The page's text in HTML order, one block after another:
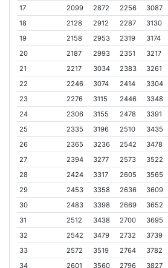
17 2099 2872 2256 3087
18
2128 2912 2287 3130
19
2158 2953 2319 3174
20
2187 2993 2351 3217
21
2217 3034 2383 3261
22
2246 3074 2414 3304
23
2276 3115 2446 3348
24
2306 3155 2478 3391
25
2335 3196 2510 3435
26
2365 3236 2542 3478
27
2394 3277 2573 3522
28
2424 3317 2605 3565
29
2453 3358 2636 3609
30
2483 3398 2669 3652
31
2512 3438 2700 3695
32
2542 3479 2732 3739
33
2572 3519 2764 3782
34
2601 3560 2796 3827